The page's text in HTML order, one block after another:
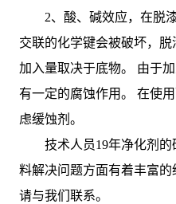
2、酸、碱效应，在脱
交联的化学键会被破坏，
加入量取决于底物。 由于
有一定的腐蚀作用。 在使
虑缓蚀剂。
技术人员19年净化剂
料解决问题方面有着丰富的
请与我们联系。